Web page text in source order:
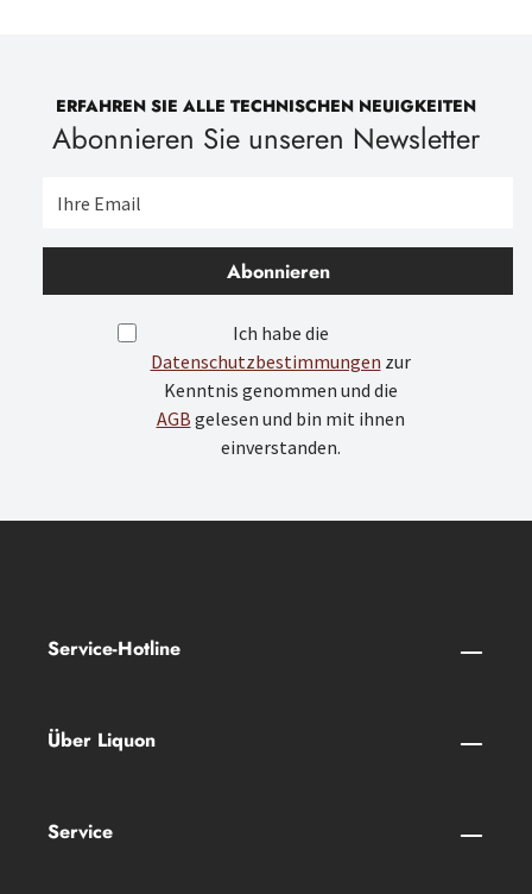
ERFAHREN SIE ALLE TECHNISCHEN NEUIGKEITEN
Abonnieren Sie unseren Newsletter
Abonnieren
Ich habe die
Datenschutzbestimmungen zur
Kenntnis genommen und die
AGB gelesen und bin mit ihnen
einverstanden.
Service-Hotline
Über Liquon
Service